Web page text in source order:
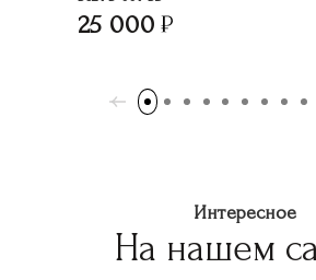
25 000
Интересное
На нашем